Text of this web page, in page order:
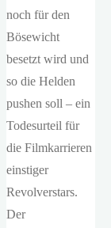
noch für den
Bösewicht
besetzt wird und
so die Helden
pushen soll – ein
Todesurteil für
die Filmkarrieren
einstiger
Revolverstars.
Der